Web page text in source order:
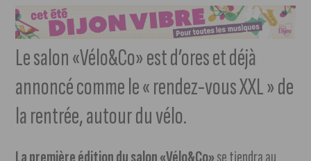
Le salon «Vélo&Co» est d’ores et déjà
annoncé comme le « rendez-vous XXL » de
la rentrée, autour du vélo.